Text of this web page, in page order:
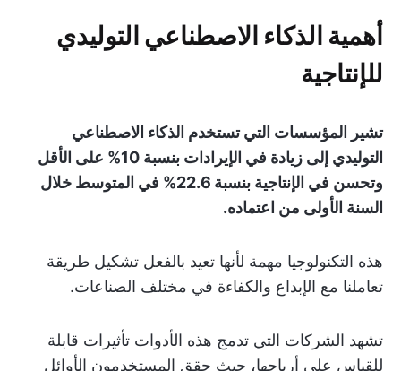
أهمية الذكاء الاصطناعي التوليدي
للإنتاجية
تشير المؤسسات التي تستخدم الذكاء الاصطناعي
التوليدي إلى زيادة في الإيرادات بنسبة 10% على الأقل
وتحسن في الإنتاجية بنسبة 22.6% في المتوسط خلال
السنة الأولى من اعتماده.
هذه التكنولوجيا مهمة لأنها تعيد بالفعل تشكيل طريقة
تعاملنا مع الإبداع والكفاءة في مختلف الصناعات.
تشهد الشركات التي تدمج هذه الأدوات تأثيرات قابلة
للقياس على أرباحها، حيث حقق المستخدمون الأوائل